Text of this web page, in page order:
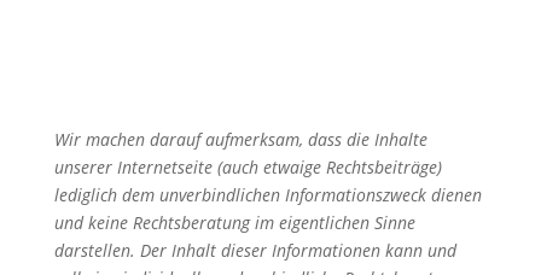
Wir machen darauf aufmerksam, dass die Inhalte
unserer Internetseite (auch etwaige Rechtsbeiträge)
lediglich dem unverbindlichen Informationszweck dienen
und keine Rechtsberatung im eigentlichen Sinne
darstellen. Der Inhalt dieser Informationen kann und